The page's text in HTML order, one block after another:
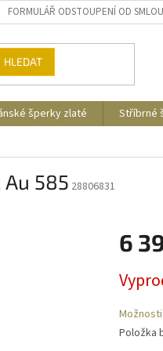
FORMULÁŘ ODSTOUPENÍ OD
HLEDAT
šperky zlaté Stříbrné
585 28806831
6
cena:
Položka